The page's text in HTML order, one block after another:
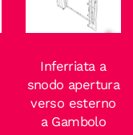
Inferriata a
snodo apertura
verso esterno
a Gambolo